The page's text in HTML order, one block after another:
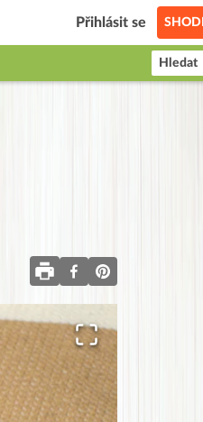
Přihlásit se
Hledat